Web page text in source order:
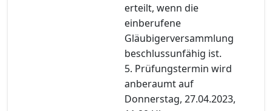
erteilt, wenn die
einberufene
Gläubigerversammlung
beschlussunfähig ist.
5. Prüfungstermin wird
anberaumt auf
Donnerstag, 27.04.2023,